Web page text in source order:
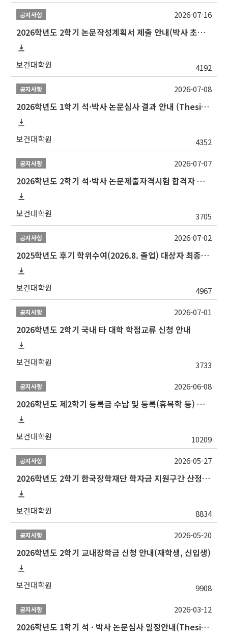
공지사항
2026학년도 2학기 논문작성계획서 제출 안내(박사 초심 일정 포함)_Thesis Proposal
보건대학원 4192
2026-07-16
공지사항
2026학년도 1학기 석·박사 논문심사 결과 안내 (Thesis Defense Result)
보건대학원 4352
2026-07-08
공지사항
2026학년도 2학기 석·박사 논문제출자격시험 합격자 공고(TSQ Exam Result)
보건대학원 3705
2026-07-07
공지사항
2025학년도 후기 학위수여(2026.8. 졸업) 대상자 최종인준 논문 제출 안내
보건대학원 4967
2026-07-02
공지사항
2026학년도 2학기 국내 타 대학 학점교류 신청 안내
보건대학원 3733
2026-07-01
공지사항
2026학년도 제2학기 등록금 수납 및 등록(휴복학 등) 일정 안내
보건대학원 10209
2026-06-08
공지사항
2026학년도 2학기 한국장학재단 학자금 지원구간 산정 신청 안내
보건대학원 8834
2026-05-27
공지사항
2026학년도 2학기 교내장학금 신청 안내(재학생, 신입생)
보건대학원 9908
2026-05-20
공지사항
2026학년도 1학기 석 · 박사 논문심사 일정안내(Thesis Defense Schedules)
2026-03-12